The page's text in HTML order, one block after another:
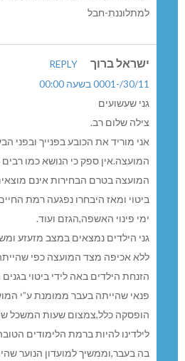
למתלוננת-חבל
ישראל ברוך
REPLY
30/11/-0001 בשעה 00:00
גני שעשועים
צילה שלום רב.
אני מוריד את הכובע בפנייך ובפני
המועצה.אין ספק כי הנושא כמו
המועצה בטרם הבחירות אינם
ביטוי ומאז היבחרו נפגעה רמת
ימי פינוי האשפה,הגזם ועוד.
גני הילדים נמצאים במצב מזעזע
ללא אכיפה מצד המועצה כפי
הזנחת הילדים באה לידי ביטוי
פנאי שהייתה בעבר ממומנת ע”י
הופסקה כלל,צמצום שעות המשכל
לילדינו להיות ברמת הלימודים
בה בעבר,וממשיך למועדון הנוער